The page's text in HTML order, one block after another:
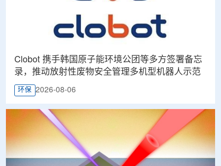
Clobot 携手韩国原子能环境公团等多方签署备忘
录，推动放射性废物安全管理多机型机器人示范
环保 2026-08-06